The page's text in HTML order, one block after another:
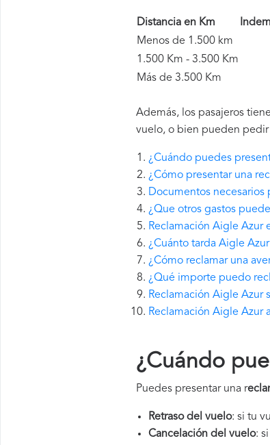
Distancia en Km
Menos de 1.500 km
1.500 Km - 3.500 Km
Más de 3.500 Km
Además, los pasajeros
vuelo, o bien pueden
¿Cuándo puedes
¿Cómo presentar una
Documentos necesarios
¿Que otros gastos
Reclamación Aigle Azur
¿Cuánto tarda Aigle
¿Cómo reclamar una
¿Qué importe puedo
Reclamación Aigle Azur
Reclamación Aigle Azur
¿Cuándo
Puedes presentar una r
Retraso del vuelo: si tu
Cancelación del vuelo: